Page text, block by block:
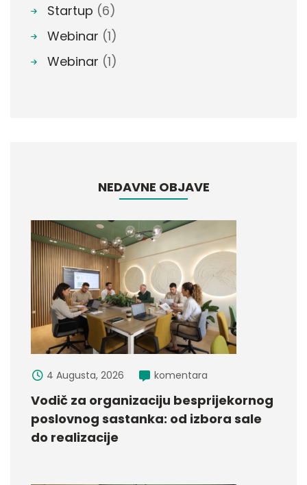
Startup (6)
Webinar (1)
Webinar (1)
NEDAVNE OBJAVE
4 Augusta, 2026 komentara
Vodič za organizaciju besprijekornog
poslovnog sastanka: od izbora sale
do realizacije